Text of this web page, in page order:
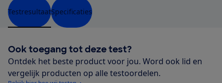
TestresultaatSpecificaties
Ook toegang tot deze test?
Ontdek het beste product voor jou. Word ook lid en
vergelijk producten op alle testoordelen.